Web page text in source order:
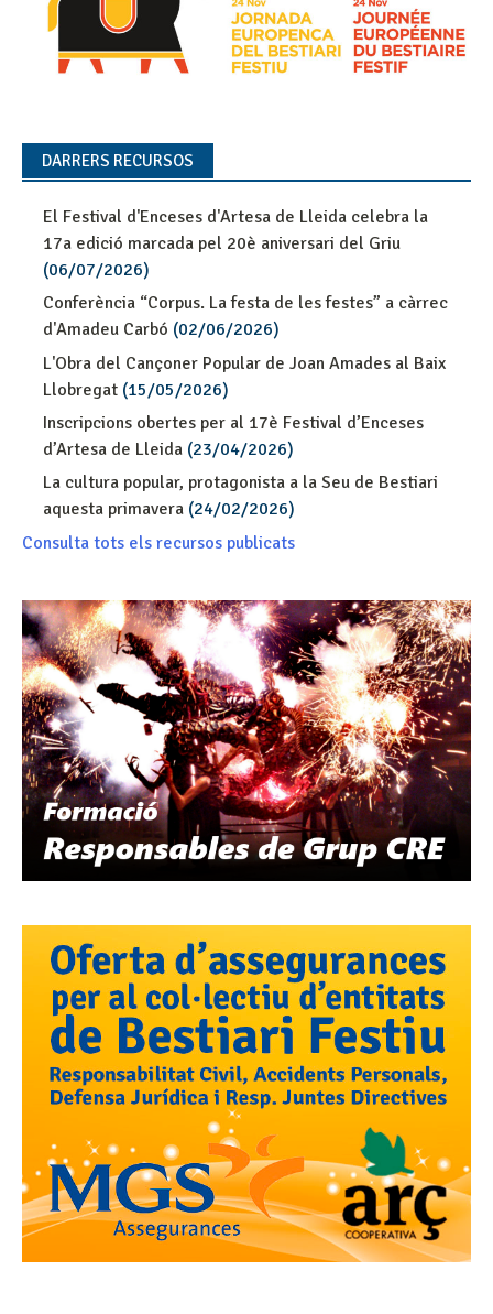
DARRERS RECURSOS
El Festival d'Enceses d'Artesa de Lleida celebra la
17a edició marcada pel 20è aniversari del Griu
(06/07/2026)
Conferència “Corpus. La festa de les festes” a càrrec
d'Amadeu Carbó (02/06/2026)
L'Obra del Cançoner Popular de Joan Amades al Baix
Llobregat (15/05/2026)
Inscripcions obertes per al 17è Festival d’Enceses
d’Artesa de Lleida (23/04/2026)
La cultura popular, protagonista a la Seu de Bestiari
aquesta primavera (24/02/2026)
Consulta tots els recursos publicats